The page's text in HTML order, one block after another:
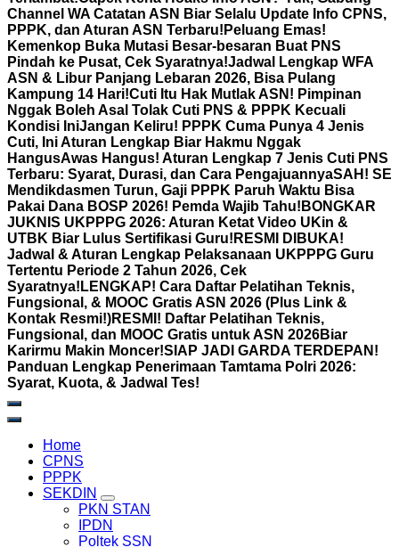
Channel WA Catatan ASN Biar Selalu Update Info CPNS,
PPPK, dan Aturan ASN Terbaru! Peluang Emas!
Kemenkop Buka Mutasi Besar-besaran Buat PNS
Pindah ke Pusat, Cek Syaratnya!Jadwal Lengkap WFA
ASN & Libur Panjang Lebaran 2026, Bisa Pulang
Kampung 14 Hari!Cuti Itu Hak Mutlak ASN! Pimpinan
Nggak Boleh Asal Tolak Cuti PNS & PPPK Kecuali
Kondisi IniJangan Keliru! PPPK Cuma Punya 4 Jenis
Cuti, Ini Aturan Lengkap Biar Hakmu Nggak
HangusAwas Hangus! Aturan Lengkap 7 Jenis Cuti PNS
Terbaru: Syarat, Durasi, dan Cara PengajuannyaSAH! SE
Mendikdasmen Turun, Gaji PPPK Paruh Waktu Bisa
Pakai Dana BOSP 2026! Pemda Wajib Tahu! BONGKAR
JUKNIS UKPPPG 2026: Aturan Ketat Video UKin &
UTBK Biar Lulus Sertifikasi Guru! RESMI DIBUKA!
Jadwal & Aturan Lengkap Pelaksanaan UKPPPG Guru
Tertentu Periode 2 Tahun 2026, Cek
Syaratnya! LENGKAP! Cara Daftar Pelatihan Teknis,
Fungsional, & MOOC Gratis ASN 2026 (Plus Link &
Kontak Resmi!)RESMI! Daftar Pelatihan Teknis,
Fungsional, dan MOOC Gratis untuk ASN 2026Biar
Karirmu Makin Moncer!SIAP JADI GARDA TERDEPAN!
Panduan Lengkap Penerimaan Tamtama Polri 2026:
Syarat, Kuota, & Jadwal Tes!
Home
CPNS
PPPK
SEKDIN
PKN STAN
IPDN
Poltek SSN